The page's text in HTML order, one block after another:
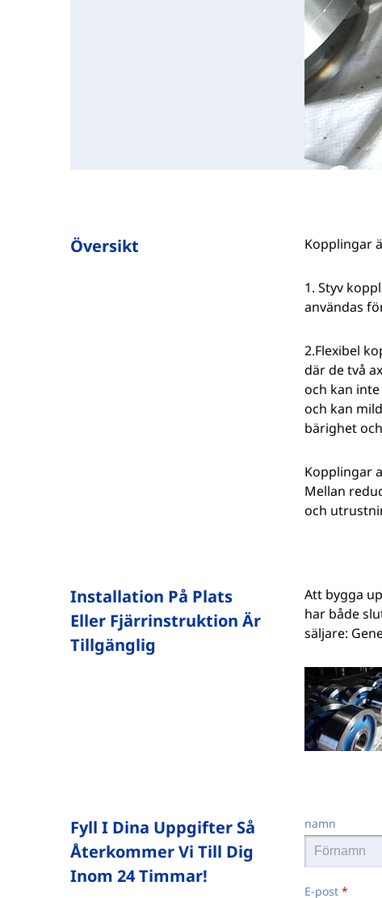
Översikt Kopplingar
1. Styv
användas
2.Flexibel
där de två
och kan
och kan
bärighet
Kopplingar
Mellan
och
Installation På Plats
Eller Fjärrinstruktion Är
Tillgänglig
Att bygga
har både
säljare:
Fyll I Dina Uppgifter Så
Återkommer Vi Till Dig
Inom 24 Timmar!
namn
E-post *